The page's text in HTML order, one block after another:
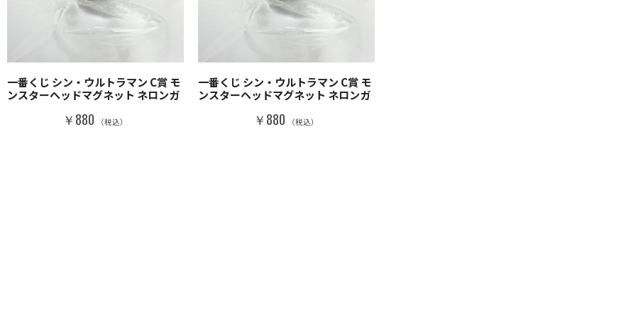
一番くじ シン・ウルトラマン C賞 モ
ンスターヘッドマグネット ネロンガ
￥880 （税込）
一番くじ シン・ウルトラマン C賞 モ
ンスターヘッドマグネット ネロンガ
￥880 （税込）